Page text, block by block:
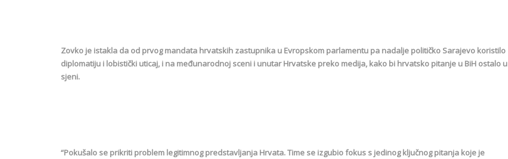
Zovko je istakla da od prvog mandata hrvatskih zastupnika u Еvropskom parlamentu pa nadalje političko Sarajevo koristilo
diplomatiju i lobistički uticaj, i na međunarodnoj sceni i unutar Hrvatske preko medija, kako bi hrvatsko pitanje u BiH ostalo u
sjeni.
“Pokušalo se prikriti problem legitimnog predstavljanja Hrvata. Time se izgubio fokus s jedinog ključnog pitanja koje je